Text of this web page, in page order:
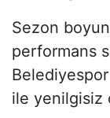
Sezon
performans
ile yenilgisiz